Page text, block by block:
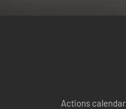
Actions calendar